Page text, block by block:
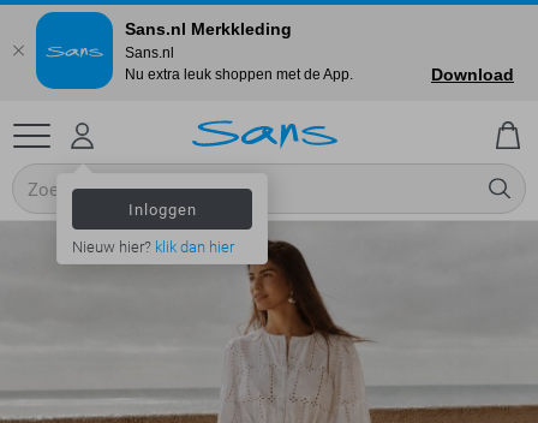
Inloggen
Nieuw hier? klik dan hier
Sans.nl Merkkleding
Sans.nl
Nu extra leuk shoppen met de App.
Download